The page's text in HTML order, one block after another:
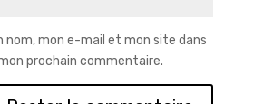
nom, mon e-mail et mon site dans
prochain commentaire.